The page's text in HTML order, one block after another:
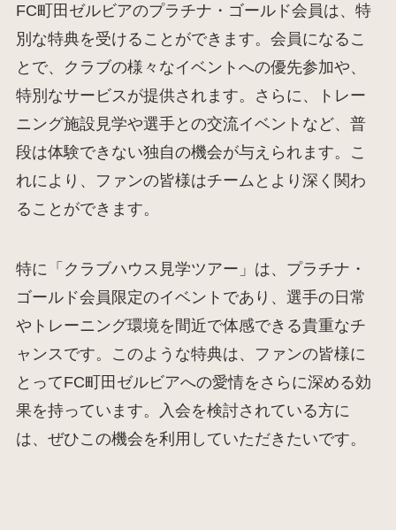
FC町田ゼルビアのプラチナ・ゴールド会員は、特
別な特典を受けることができます。会員になるこ
とで、クラブの様々なイベントへの優先参加や、
特別なサービスが提供されます。さらに、トレー
ニング施設見学や選手との交流イベントなど、普
段は体験できない独自の機会が与えられます。こ
れにより、ファンの皆様はチームとより深く関わ
ることができます。
特に「クラブハウス見学ツアー」は、プラチナ・
ゴールド会員限定のイベントであり、選手の日常
やトレーニング環境を間近で体感できる貴重なチ
ャンスです。このような特典は、ファンの皆様に
とってFC町田ゼルビアへの愛情をさらに深める効
果を持っています。入会を検討されている方に
は、ぜひこの機会を利用していただきたいです。